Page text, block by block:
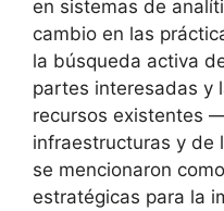
en sistemas de
cambio en las
la búsqueda activa
partes interesadas y
recursos existentes
infraestructuras y
se mencionaron
estratégicas para la